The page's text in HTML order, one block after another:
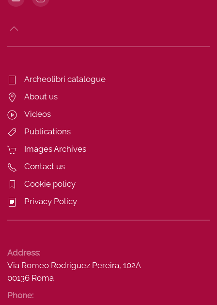
Archeolibri catalogue
About us
Videos
Publications
Images Archives
Contact us
Cookie policy
Privacy Policy
Address:
Via Romeo Rodriguez Pereira, 102A
00136 Roma
Phone: